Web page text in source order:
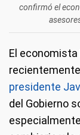
confirmó el
El economista
recientemente
presidente
del Gobierno